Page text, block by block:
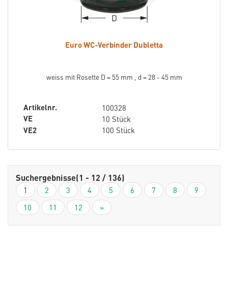
Euro WC-Verbinder Dubletta
weiss mit Rosette D = 55 mm , d = 28 - 45 mm
Artikelnr.
100328
VE
10 Stück
VE2
100 Stück
Suchergebnisse(1 - 12 / 136)
1 2 3 4 5 6 7 8
9
10
11 12 »